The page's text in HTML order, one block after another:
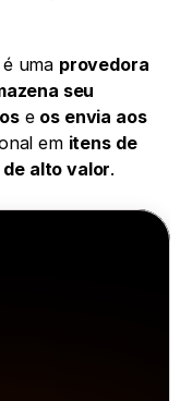
é uma provedora
seu
e os envia aos
em itens de
alto valor.